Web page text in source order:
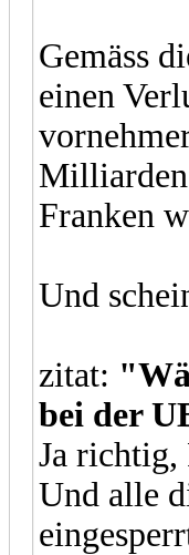
Gemäss
einen
Franken
Und
zitat:
bei der
Ja richtig,
Und alle